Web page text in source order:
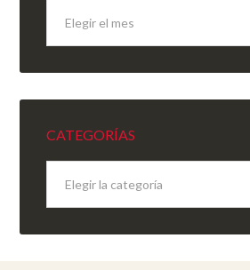
sitio
CATEGORÍAS